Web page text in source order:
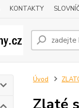
KONTAKTY
Úvod